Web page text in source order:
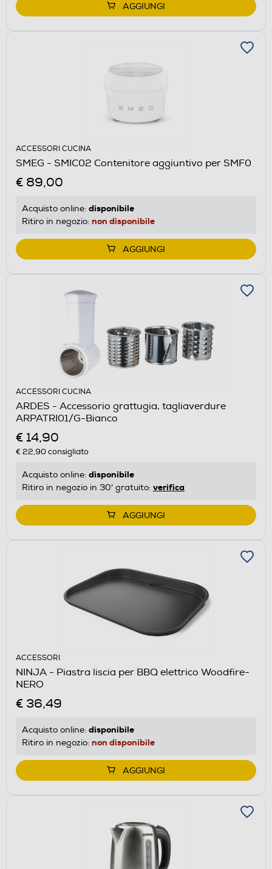
AGGIUNGI
ACCESSORI CUCINA
SMEG - SMIC02 Contenitore aggiuntivo per SMF0
€ 89,00
Acquisto online: disponibile
Ritiro in negozio: non disponibile
AGGIUNGI
ACCESSORI CUCINA
ARDES - Accessorio grattugia, tagliaverdure
ARPATRI01/G-Bianco
€ 14,90
€ 22,90consigliato
Acquisto online: disponibile
Ritiro in negozio in 30' gratuito: verifica
AGGIUNGI
ACCESSORI
NINJA - Piastra liscia per BBQ elettrico Woodfire-
NERO
€ 36,49
Acquisto online: disponibile
Ritiro in negozio: non disponibile
AGGIUNGI